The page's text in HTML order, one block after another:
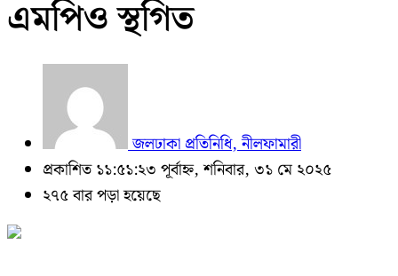
এমপিও স্থগিত
জলঢাকা প্রতিনিধি, নীলফামারী
প্রকাশিত ১১:৫১:২৩ পূর্বাহ্ন, শনিবার, ৩১ মে ২০২৫
২৭৫ বার পড়া হয়েছে